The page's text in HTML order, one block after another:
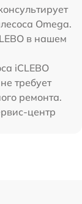
Omega.
в нашем
iCLEBO
требует
ремонта.
центр